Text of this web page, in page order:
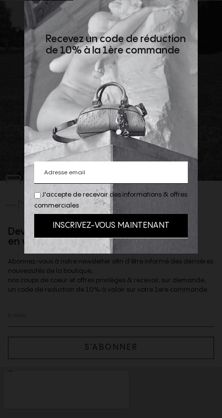
REJOIGNEZ
-NOUS
Devenez client privilège
en vous inscrivant à la newsletter
Abonnez-vous à notre newsletter afin d'être informé des dernières
nouveautés de la boutique,
nos coups de coeur et offres privilèges & recevoir, sur demande,
un code de reduction de 10% à valoir sur votre 1ere commande.
S’ABONNER
J'accepte de recevoir des informations & offres
commerciales
Recevez un code de réduction
de 10% à la 1ère commande